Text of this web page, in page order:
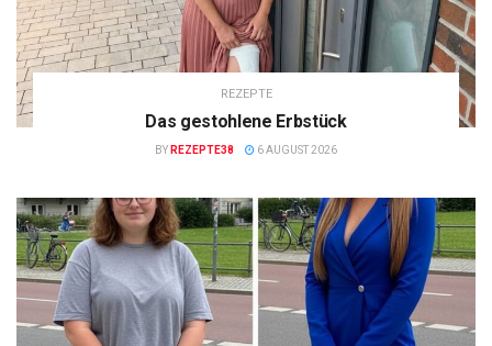
REZEPTE
Das gestohlene Erbstück
BY REZEPTE38 6 AUGUST 2026